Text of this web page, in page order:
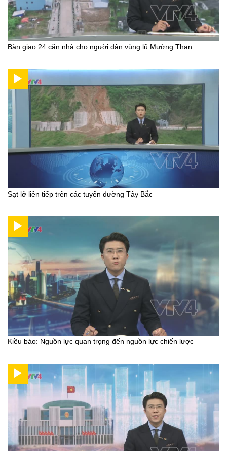
Bàn giao 24 căn nhà cho người dân vùng lũ Mường Than
Sạt lở liên tiếp trên các tuyến đường Tây Bắc
Kiều bào: Nguồn lực quan trọng đến nguồn lực chiến lược